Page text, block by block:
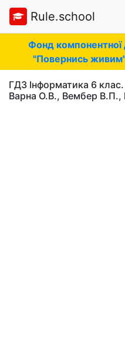
Rule.school
Фонд компонентної
"Повернись
ГДЗ Інформатика 6
Варна О.В., Вембер В.П.,